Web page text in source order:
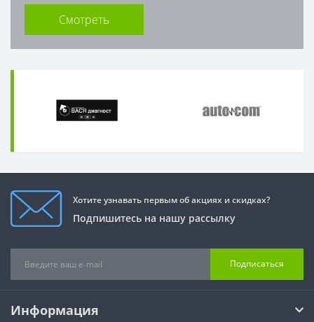
Смотреть
Хотите узнавать первым об акциях и скидках?
Подпишитесь на нашу рассылку
Подписаться
Информация